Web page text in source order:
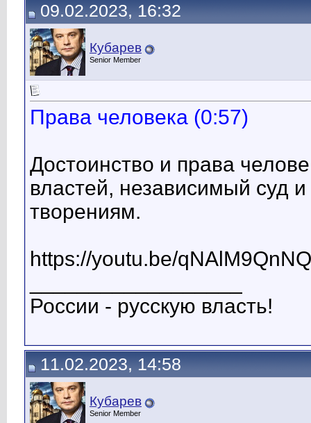
09.02.2023, 16:32
Кубарев
Senior Member
Права человека (0:57)
Достоинство и права
властей, независимый суд
творениям.
https://youtu.be/
России - русскую власть!
11.02.2023, 14:58
Кубарев
Senior Member